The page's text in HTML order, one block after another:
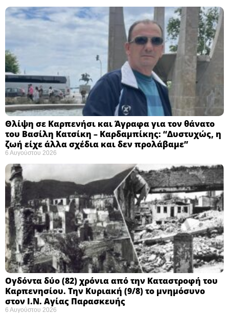
Θλίψη σε Καρπενήσι και Άγραφα για τον θάνατο
του Βασίλη Κατσίκη – Καρδαμπίκης: “Δυστυχώς, η
ζωή είχε άλλα σχέδια και δεν προλάβαμε”
6 Αυγούστου 2026
Ογδόντα δύο (82) χρόνια από την Καταστροφή του
Καρπενησίου. Την Κυριακή (9/8) το μνημόσυνο
στον Ι.Ν. Αγίας Παρασκευής
6 Αυγούστου 2026